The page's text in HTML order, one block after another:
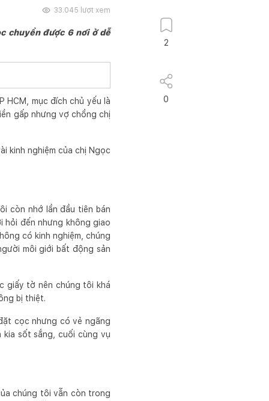
33.045 lượt xem
chuyển được 6 nơi ở dễ
HCM, mục đích chủ yếu là
gấp nhưng vợ chồng chị
kinh nghiệm của chị Ngọc
còn nhớ lần đầu tiên bán
hỏi đến nhưng không giao
có kinh nghiệm, chúng
môi giới bất động sản
giấy tờ nên chúng tôi khá
bị thiệt.
cọc nhưng có vẻ ngãng
kia sốt sắng, cuối cùng vụ
chúng tôi vẫn còn trong
2
0